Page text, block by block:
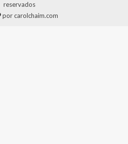
reservados
por carolchaim.com